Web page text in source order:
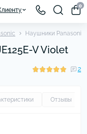
0
Наушники Panasonic
V Violet
2
Отзывы